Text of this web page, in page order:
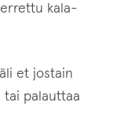
kala-
et jostain
tai palauttaa